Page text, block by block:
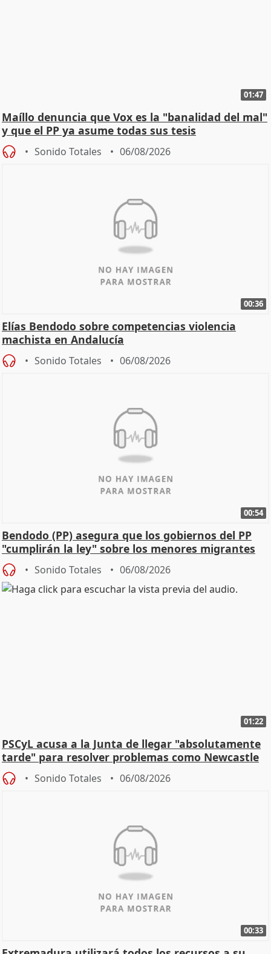
01:47
Maíllo denuncia que Vox es la "banalidad del mal"
y que el PP ya asume todas sus tesis
Sonido Totales 06/08/2026
00:36
Elías Bendodo sobre competencias violencia
machista en Andalucía
Sonido Totales 06/08/2026
00:54
Bendodo (PP) asegura que los gobiernos del PP
"cumplirán la ley" sobre los menores migrantes
Sonido Totales 06/08/2026
01:22
PSCyL acusa a la Junta de llegar "absolutamente
tarde" para resolver problemas como Newcastle
Sonido Totales 06/08/2026
00:33